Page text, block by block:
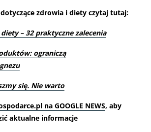
zdrowia i diety czytaj tutaj:
– 32 praktyczne zalecenia
ograniczą
się. Nie warto
na GOOGLE NEWS, aby
aktualne informacje